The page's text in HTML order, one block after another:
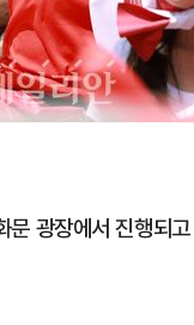
광장에서 진행되